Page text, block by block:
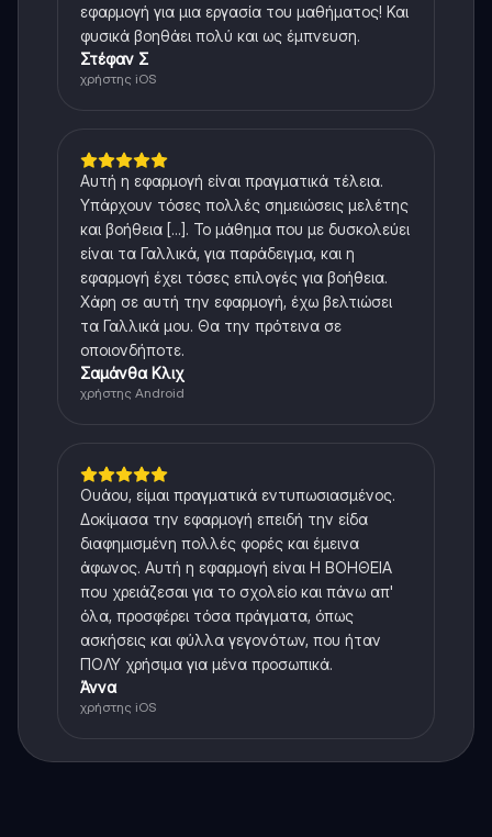
εφαρμογή για μια εργασία του μαθήματος! Και
φυσικά βοηθάει πολύ και ως έμπνευση.
Στέφαν Σ
χρήστης iOS
Αυτή η εφαρμογή είναι πραγματικά τέλεια.
Υπάρχουν τόσες πολλές σημειώσεις μελέτης
και βοήθεια [...]. Το μάθημα που με δυσκολεύει
είναι τα Γαλλικά, για παράδειγμα, και η
εφαρμογή έχει τόσες επιλογές για βοήθεια.
Χάρη σε αυτή την εφαρμογή, έχω βελτιώσει
τα Γαλλικά μου. Θα την πρότεινα σε
οποιονδήποτε.
Σαμάνθα Κλιχ
χρήστης Android
Ουάου, είμαι πραγματικά εντυπωσιασμένος.
Δοκίμασα την εφαρμογή επειδή την είδα
διαφημισμένη πολλές φορές και έμεινα
άφωνος. Αυτή η εφαρμογή είναι Η ΒΟΗΘΕΙΑ
που χρειάζεσαι για το σχολείο και πάνω απ'
όλα, προσφέρει τόσα πράγματα, όπως
ασκήσεις και φύλλα γεγονότων, που ήταν
ΠΟΛΥ χρήσιμα για μένα προσωπικά.
Άννα
χρήστης iOS